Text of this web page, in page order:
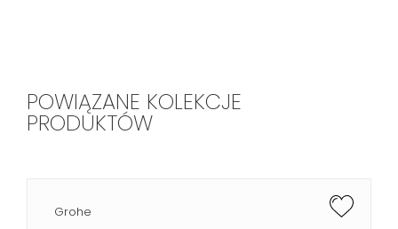
POWIĄZANE KOLEKCJE
PRODUKTÓW
Grohe